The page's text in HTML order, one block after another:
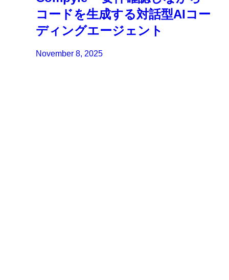
コードを生成する対話型AIコー
ディングエージェント
November 8, 2025